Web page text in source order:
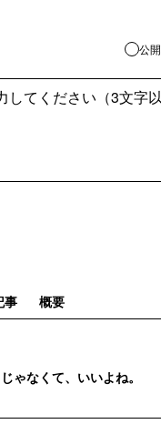
公開
事 概要
ゃなくて、いいよね。